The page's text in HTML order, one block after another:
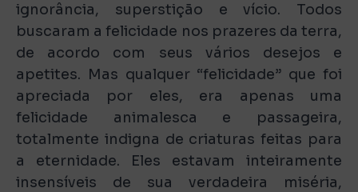
ignorância, superstição e vício. Todos
buscaram a felicidade nos prazeres da terra,
de acordo com seus vários desejos e
apetites. Mas qualquer “felicidade” que foi
apreciada por eles, era apenas uma
felicidade animalesca e passageira,
totalmente indigna de criaturas feitas para
a eternidade. Eles estavam inteiramente
insensíveis de sua verdadeira miséria,